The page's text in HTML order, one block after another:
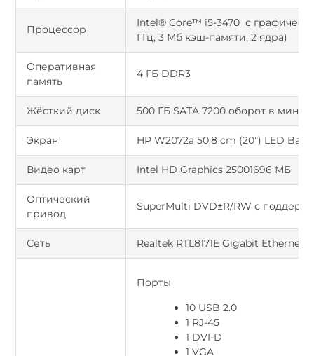
Процессор
Intel® Core™ i5-3470 с
ГГц, 3 Мб кэш-памяти, 2 ядра)
Оперативная
память
4 ГБ DDR3
Жёсткий диск 500 ГБ SATA 7200 оборот в
Экран HP W2072a 50,8 cm (20") LED
Видео карт Intel HD Graphics 25001696 МБ
Оптический
привод
SuperMulti DVD±R/RW с
Сеть Realtek RTL8171E Gigabit Ethernet
Порты
10 USB 2.0
1 RJ-45
1 DVI-D
1 VGA